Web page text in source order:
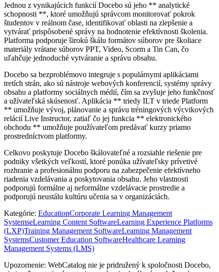
Jednou z vynikajúcich funkcií Docebo sú jeho ** analytické
schopnosti **, ktoré umožňujú správcom monitorovať pokrok
študentov v reálnom čase, identifikovať oblasti na zlepšenie a
vytvárať prispôsobené správy na hodnotenie efektívnosti školenia.
Platforma podporuje širokú škálu formátov súborov pre školiace
materiály vrátane súborov PPT, Video, Scorm a Tin Can, čo
uľahčuje jednoduché vytváranie a správu obsahu.
Docebo sa bezproblémovo integruje s populárnymi aplikáciami
tretích strán, ako sú nástroje webových konferencií, systémy správy
obsahu a platformy sociálnych médií, čím sa zvyšuje jeho funkčnosť
a užívateľská skúsenosť. Aplikácia ** triedy ILT v triede Platform
** umožňuje vývoj, plánovanie a správu tréningových výcvikových
relácií Live Instructor, zatiaľ čo jej funkcia ** elektronického
obchodu ** umožňuje používateľom predávať kurzy priamo
prostredníctvom platformy.
Celkovo poskytuje Docebo škálovateľné a rozsiahle riešenie pre
podniky všetkých veľkostí, ktoré ponúka užívateľsky prívetivé
rozhranie a profesionálnu podporu na zabezpečenie efektívneho
riadenia vzdelávania a poskytovania obsahu. Jeho vlastnosti
podporujú formálne aj neformálne vzdelávacie prostredie a
podporujú neustálu kultúru učenia sa v organizáciách.
Kategórie: EducationCorporate Learning Management
SystemseLearning Content SoftwareLearning Experience Platforms
(LXP)Training Management SoftwareLearning Management
SystemsCustomer Education SoftwareHealthcare Learning
Management Systems (LMS)
Upozornenie: WebCatalog nie je pridružený k spoločnosti Docebo,